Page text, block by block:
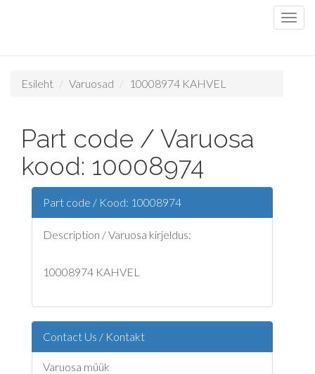
Esileht Varuosad 10008974 KAHVEL
Part code / Varuosa
kood: 10008974
Part code / Kood: 10008974
Description / Varuosa kirjeldus:
10008974 KAHVEL
Contact Us / Kontakt
Varuosa müük